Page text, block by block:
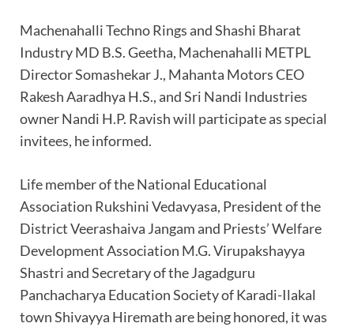
Machenahalli Techno Rings and Shashi Bharat
Industry MD B.S. Geetha, Machenahalli METPL
Director Somashekar J., Mahanta Motors CEO
Rakesh Aaradhya H.S., and Sri Nandi Industries
owner Nandi H.P. Ravish will participate as special
invitees, he informed.
Life member of the National Educational
Association Rukshini Vedavyasa, President of the
District Veerashaiva Jangam and Priests’ Welfare
Development Association M.G. Virupakshayya
Shastri and Secretary of the Jagadguru
Panchacharya Education Society of Karadi-Ilakal
town Shivayya Hiremath are being honored, it was